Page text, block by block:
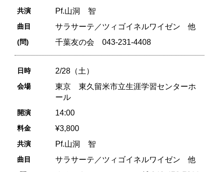
共演 Pf.山洞 智
曲目 サラサーテ／ツィゴイネルワイゼン 他
(問) 千葉友の会 043-231-4408
日時 2/28（土）
会場
東京 東久留米市立生涯学習センターホ
ール
開演 14:00
料金 ¥3,800
共演 Pf.山洞 智
曲目 サラサーテ／ツィゴイネルワイゼン 他